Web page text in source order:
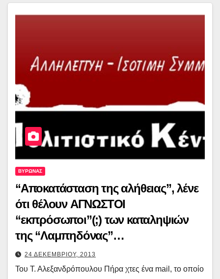
ΒΥΡΩΝΑΣ
“Αποκατάσταση της αλήθειας”, λένε
ότι θέλουν ΑΓΝΩΣΤΟΙ
“εκπρόσωποι”(;) των καταληψιών
της “Λαμπηδόνας”…
24 ΔΕΚΕΜΒΡΙΟΥ, 2013
Του Τ. Αλεξανδρόπουλου Πήρα χτες ένα mail, το οποίο